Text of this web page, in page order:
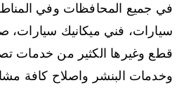
في جميع المحافظات وفي
سيارات، فني ميكانيك سيارات،
قطع وغيرها الكثير من خدمات
وخدمات البنشر واصلاح كافة